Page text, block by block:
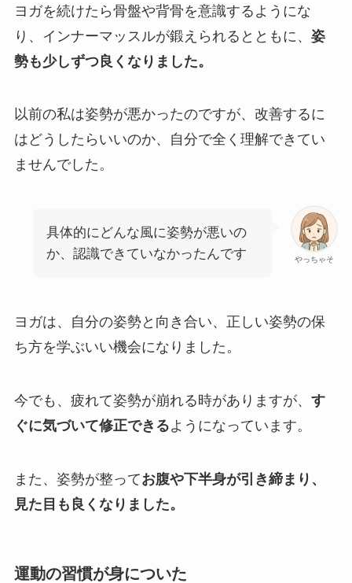
ヨガを続けたら骨盤や背骨を意識するようにな
り、インナーマッスルが鍛えられるとともに、 姿
勢も少しずつ良くなりました。
以前の私は姿勢が悪かったのですが、改善するに
はどうしたらいいのか、自分で全く理解できてい
ませんでした。
やっちゃそ
具体的にどんな風に姿勢が悪いの
か、認識できていなかったんです
ヨガは、自分の姿勢と向き合い、正しい姿勢の保
ち方を学ぶいい機会になりました。
今でも、疲れて姿勢が崩れる時がありますが、 す
ぐに気づいて修正できるようになっています。
また、姿勢が整ってお腹や下半身が引き締まり、
見た目も良くなりました。
運動の習慣が身についた